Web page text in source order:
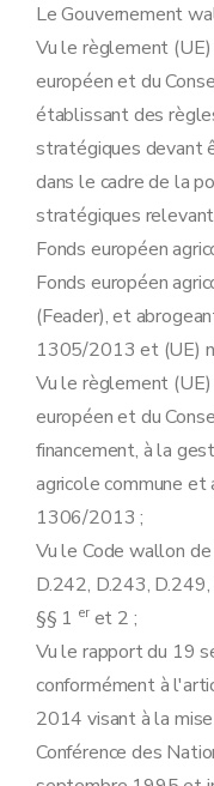
Le Gouvernement
Vu le règlement
européen et du
établissant des
stratégiques devant
dans le cadre de la
stratégiques
Fonds européen
Fonds européen
(Feader), et
1305/2013 et (UE)
Vu le règlement
européen et du
financement, à la
agricole commune
1306/2013 ;
Vu le Code wallon
D.242, D.243, D.249,
§§ 1 eret 2 ;
Vu le rapport du 19
conformément à
2014 visant à la
Conférence des